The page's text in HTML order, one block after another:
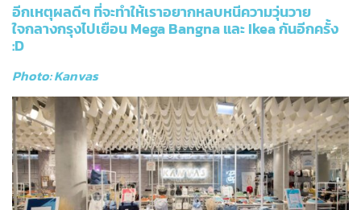
อีกเหตุผลดีๆ ที่จะทำให้เราอยากหลบหนีความวุ่นวาย
ใจกลางกรุงไปเยือน Mega Bangna และ Ikea กันอีกครั้ง
:D
Photo:Kanvas